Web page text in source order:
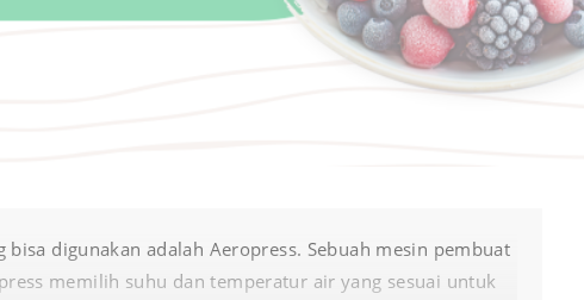
digunakan adalah Aeropress. Sebuah mesin pembuat
memilih suhu dan temperatur air yang sesuai untuk